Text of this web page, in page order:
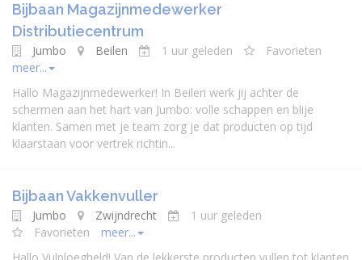
Bijbaan Magazijnmedewerker
Distributiecentrum
Jumbo Beilen 1 uur geleden
Favorieten
meer...
Hallo Magazijnmedewerker! In Beilen werk jij achter de
schermen aan het hart van Jumbo: volle schappen en blije
klanten. Samen met je team zorg je dat producten op tijd
klaarstaan voor vertrek richtin...
Bijbaan Vakkenvuller
Jumbo Zwijndrecht
1 uur geleden
Favorieten
meer...